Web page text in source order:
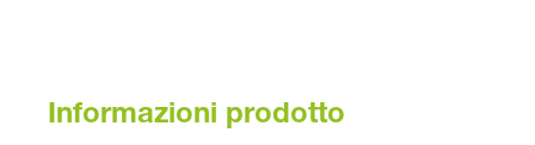
Informazioni prodotto